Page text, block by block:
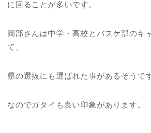
に回ることが多いです。
岡部さんは中学・高校とバスケ部のキ
て、
県の選抜にも選ばれた事があるそうで
なのでガタイも良い印象があります。